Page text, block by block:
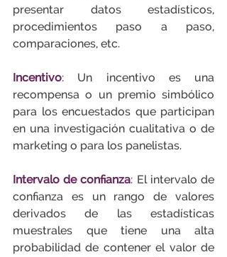
presentar datos estadísticos,
procedimientos paso a paso,
comparaciones, etc.
Incentivo: Un incentivo es una
recompensa o un premio simbólico
para los encuestados que participan
en una investigación cualitativa o de
marketing o para los panelistas.
Intervalo de confianza: El intervalo de
confianza es un rango de valores
derivados de las estadísticas
muestrales que tiene una alta
probabilidad de contener el valor de